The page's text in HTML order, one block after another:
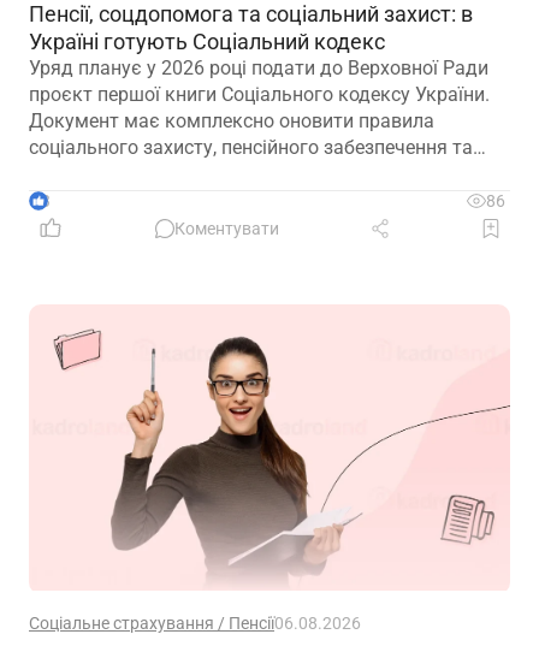
Пенсії, соцдопомога та соціальний захист: в
Україні готують Соціальний кодекс
Уряд планує у 2026 році подати до Верховної Ради
проєкт першої книги Соціального кодексу України.
Документ має комплексно оновити правила
соціального захисту, пенсійного забезпечення та
близько 100 законодавчих актів із правом ЄС
3
86
Коментувати
Соціальне страхування / Пенсії06.08.2026